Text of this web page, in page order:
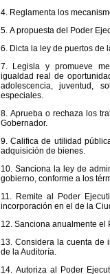
4. Reglamenta los
5. A propuesta del Poder
6. Dicta la ley de puertos de
7. Legisla y promueve
igualdad real de
adolescencia, juventud,
especiales.
8. Aprueba o rechaza los
Gobernador.
9. Califica de utilidad
adquisición de bienes.
10. Sanciona la ley de
gobierno, conforme a los
11. Remite al Poder
incorporación en el de la
12. Sanciona anualmente el
13. Considera la cuenta de
de la Auditoría.
14. Autoriza al Poder